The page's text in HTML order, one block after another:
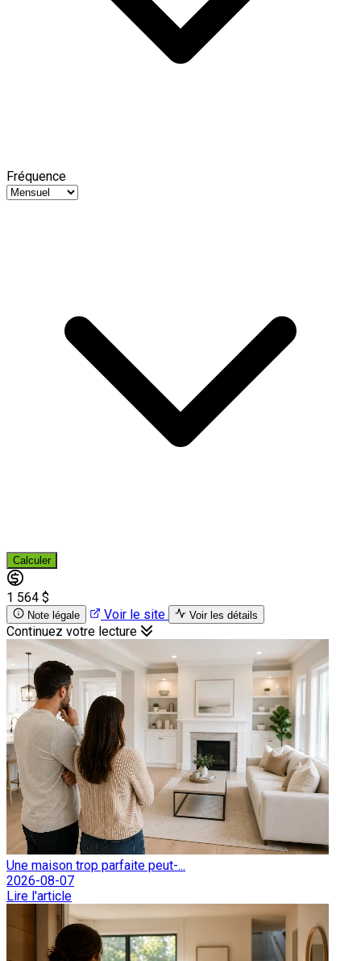
Fréquence
Calculer
1 564 $
Note légale Voir le site Voir les détails
Continuez votre lecture
Une maison trop parfaite peut-...
2026-08-07
Lire l'article